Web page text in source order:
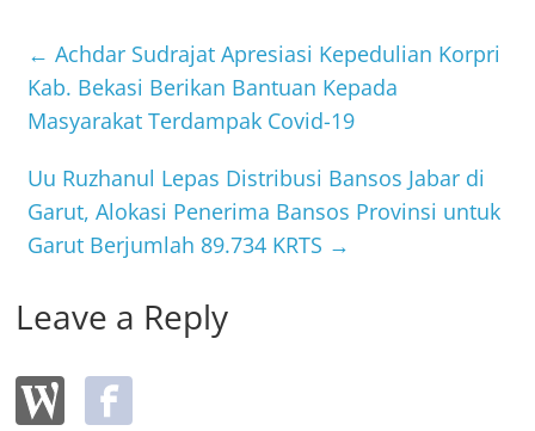
b
o
o
k
← Achdar Sudrajat Apresiasi Kepedulian Korpri
Kab. Bekasi Berikan Bantuan Kepada
Masyarakat Terdampak Covid-19
Uu Ruzhanul Lepas Distribusi Bansos Jabar di
Garut, Alokasi Penerima Bansos Provinsi untuk
Garut Berjumlah 89.734 KRTS →
Leave a Reply